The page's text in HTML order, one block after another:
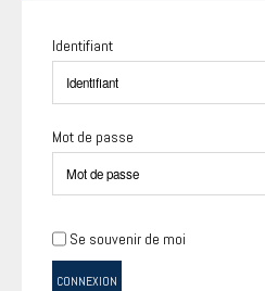
Identifiant
Mot de passe
Se souvenir de moi
CONNEXION